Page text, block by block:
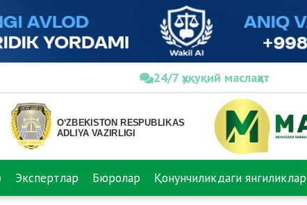
24/7 ҳуқуқий маслаҳат
Экспертлар Бюролар Қонунчиликдаги янгиликлар